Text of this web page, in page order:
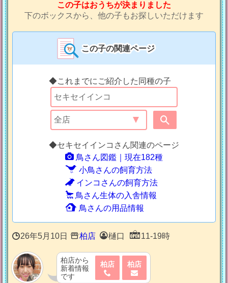
この子はおうちが決まりました
下のボックスから、他の子もお探しいただけます
この子の関連ページ
◆これまでにご紹介した同種の子
◆セキセイインコさん関連のページ
鳥さん図鑑｜現在182種
小鳥さんの飼育方法
インコさんの飼育方法
鳥さん生体の入舎情報
鳥さんの用品情報
26年5月10日 柏店 樋口 11-19時
柏店から
新着情報
です
柏店 柏店